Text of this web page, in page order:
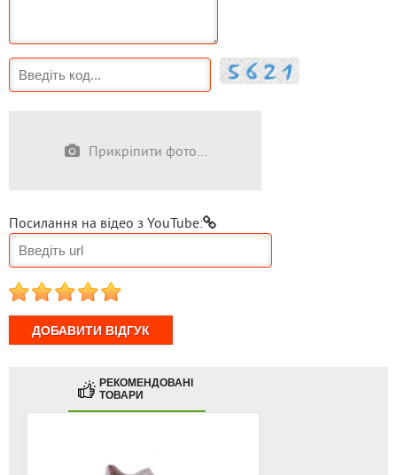
Прикріпити фото...
Посилання на відео з YouTube:
1 2 3 4 5
РЕКОМЕНДОВАНІ
ТОВАРИ